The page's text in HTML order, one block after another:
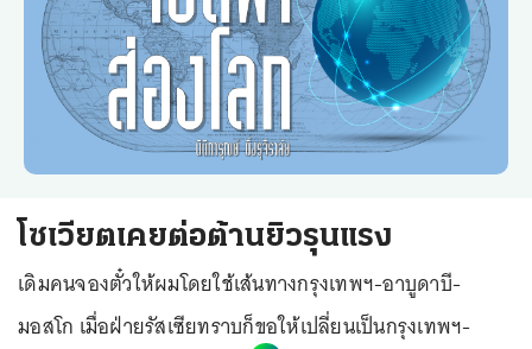
โซเวียตเคยต่อต้านยิวรุนแรง
เดิมคนจองตั๋วให้ผมโดยใช้เส้นทางกรุงเทพฯ-อาบูดาบี-
มอสโก เมื่อฝ่ายรัสเซียทราบก็ขอให้เปลี่ยนเป็นกรุงเทพฯ-